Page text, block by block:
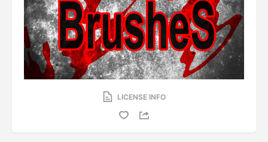
LICENSE INFO